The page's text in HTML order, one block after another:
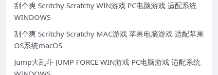
刮个爽 Scritchy Scratchy WIN游戏 PC电脑游戏 适配系统
WINDOWS
刮个爽 Scritchy Scratchy MAC游戏 苹果电脑游戏 适配苹果
OS系统macOS
Jump大乱斗 JUMP FORCE WIN游戏 PC电脑游戏 适配系统